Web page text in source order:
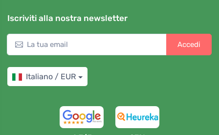
Iscriviti alla nostra newsletter
Accedi
Italiano / EUR